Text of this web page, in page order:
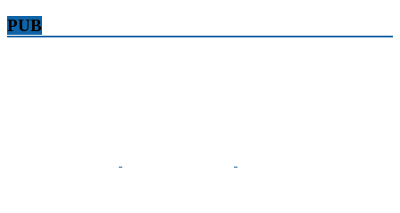
PUB